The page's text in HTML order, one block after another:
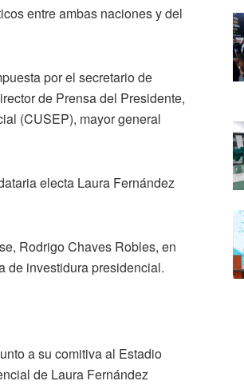
entre ambas naciones y del
por el secretario de
de Prensa del Presidente,
(CUSEP), mayor general
electa Laura Fernández
Rodrigo Chaves Robles, en
de investidura presidencial.
a su comitiva al Estadio
de Laura Fernández